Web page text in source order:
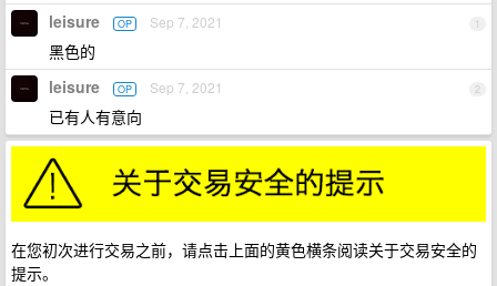
1
leisure OP Sep 7, 2021
黑色的
2
leisure OP Sep 7, 2021
已有人有意向
在您初次进行交易之前，请点击上面的黄色横条阅读关于交易安全的
提示。